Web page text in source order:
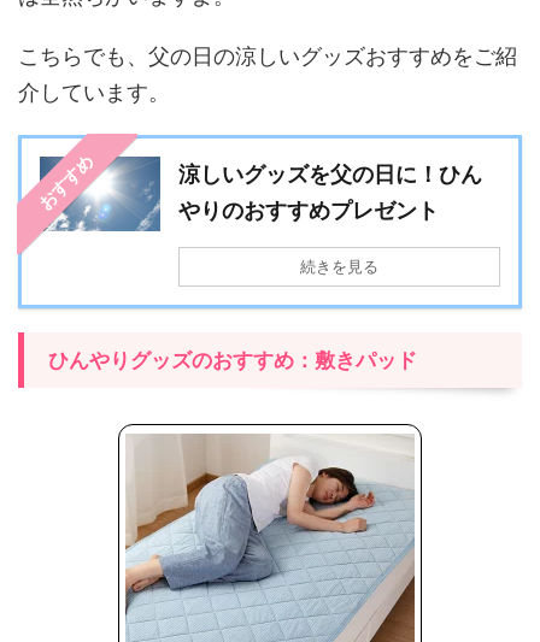
こちらでも、父の日の涼しいグッズおすすめをご紹
介しています。
おすすめ
涼しいグッズを父の日に！ひん
やりのおすすめプレゼント
続きを見る
ひんやりグッズのおすすめ：敷きパッド